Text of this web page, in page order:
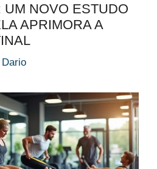
NOVO ESTUDO
APRIMORA A
Dario